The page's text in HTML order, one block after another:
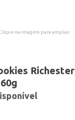
na imagem para ampliar.
Richester